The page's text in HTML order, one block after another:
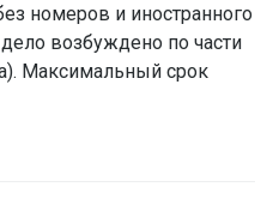
номеров и иностранного
возбуждено по части
Максимальный срок